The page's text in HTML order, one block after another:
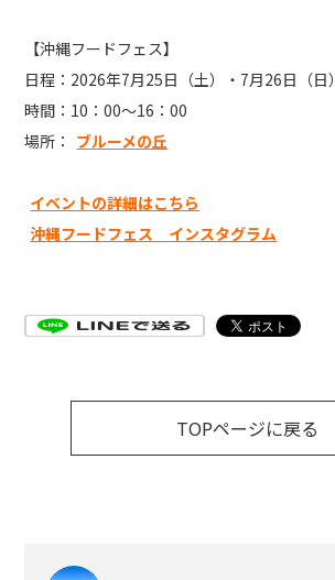
【沖縄フードフェス】
日程：2026年7月25日（土）・7月26日（日）
時間：10：00～16：00
場所： ブルーメの丘
イベントの詳細はこちら
沖縄フードフェス インスタグラム
TOPページに戻る